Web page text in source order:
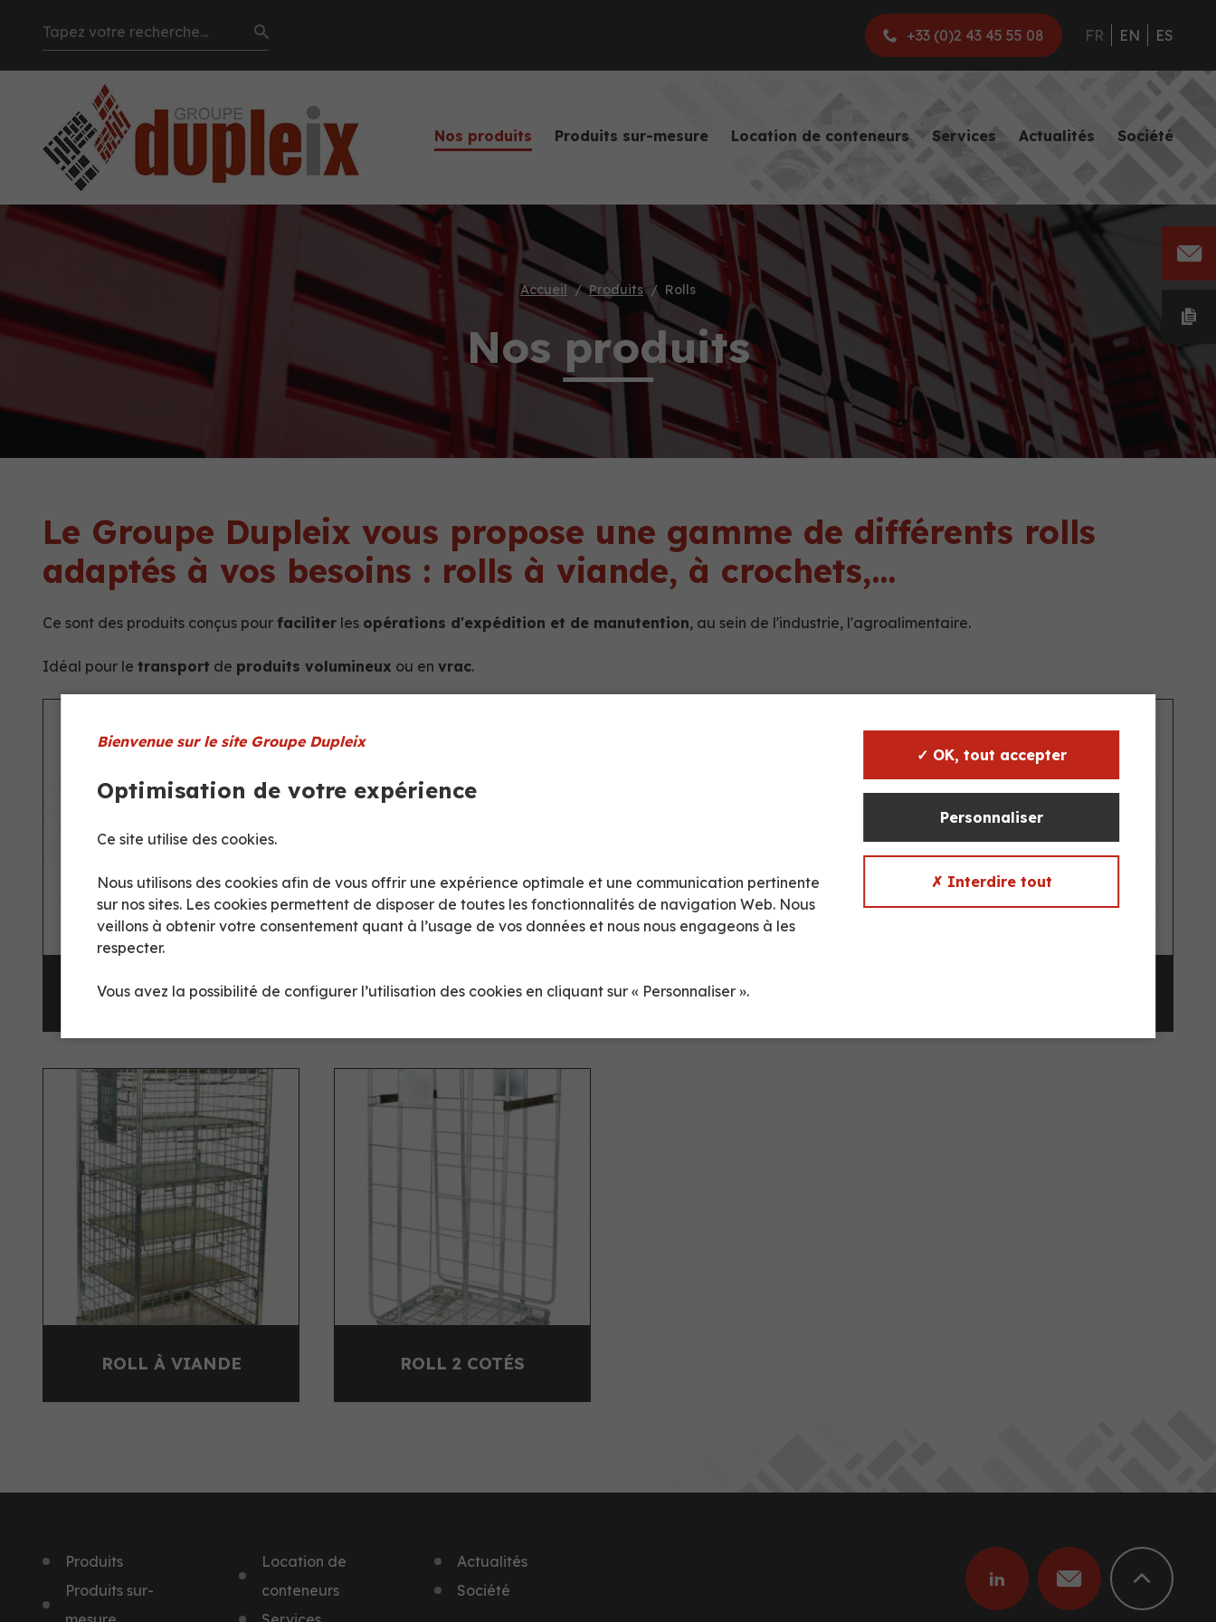
+33 (0)2 43 45 55 08 FR EN ES
Nos produits Produits sur-mesure Location de conteneurs Services Actualités Société
Accueil Produits Rolls
Nos produits
Le Groupe Dupleix vous propose une gamme de différents rolls
adaptés à vos besoins : rolls à viande, à crochets,…
Ce sont des produits conçus pour faciliter les opérations d'expédition et de manutention, au sein de l'industrie, l'agroalimentaire.
Idéal pour le transport de produits volumineux ou en vrac.
ROLL 3 COTÉS
EMBOÎTABLE
ROLL SÉCURITÉ
EMBOITABLE
CHARIOT TRACTABLE
CH064005
ROLL À VIANDE ROLL 2 COTÉS
Produits
Produits sur-
Location de
conteneurs
Actualités
Société
Bienvenue sur le site Groupe Dupleix
Optimisation de votre expérience
Ce site utilise des cookies.
Nous utilisons des cookies afin de vous offrir une expérience optimale et une communication pertinente
sur nos sites. Les cookies permettent de disposer de toutes les fonctionnalités de navigation Web. Nous
veillons à obtenir votre consentement quant à l’usage de vos données et nous nous engageons à les
respecter.
Vous avez la possibilité de configurer l’utilisation des cookies en cliquant sur « Personnaliser ».
✓ OK, tout accepter
Personnaliser
✗ Interdire tout